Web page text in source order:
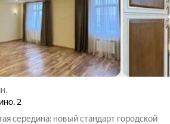
, 2
середина: новый стандарт городской